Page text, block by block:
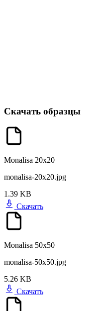
Скачать образцы
Monalisa 20x20
monalisa-20x20.jpg
1.39 KB
Скачать
Monalisa 50x50
monalisa-50x50.jpg
5.26 KB
Скачать